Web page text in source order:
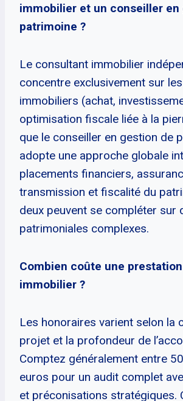
immobilier et un conseiller en
patrimoine ?
Le consultant immobilier
concentre exclusivement sur
immobiliers (achat,
optimisation fiscale liée à la
que le conseiller en gestion de
adopte une approche globale
placements financiers,
transmission et fiscalité du
deux peuvent se compléter sur
patrimoniales complexes.
Combien coûte une
immobilier ?
Les honoraires varient selon la
projet et la profondeur de
Comptez généralement entre
euros pour un audit complet
et préconisations stratégiques.